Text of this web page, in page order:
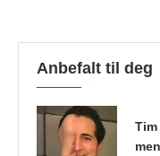
Anbefalt til deg